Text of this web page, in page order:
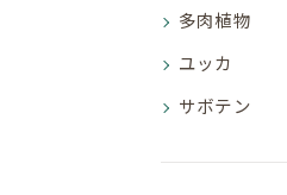
多肉植物
ユッカ
サボテン